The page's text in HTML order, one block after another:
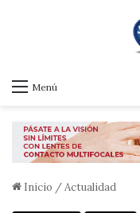
Menú
Inicio /Actualidad